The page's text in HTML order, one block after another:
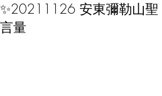
✨20211126 安東彌勒山聖
言量